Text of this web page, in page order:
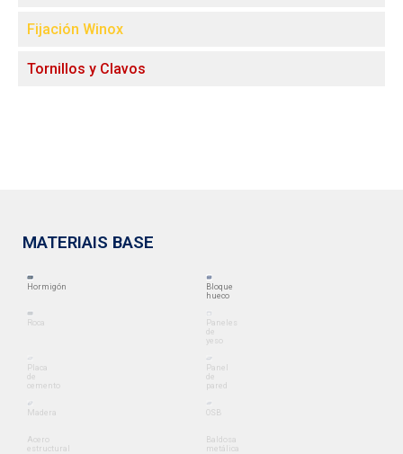
Fijación Winox
Tornillos y Clavos
MATERIAIS BASE
Hormigón
Bloque
hueco
Roca
Paneles
de
yeso
Placa
de
cemento
Panel
de
pared
Madera OSB
Acero
estructural
Baldosa
metálica